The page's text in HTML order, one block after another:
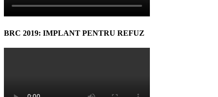
BRC 2019: IMPLANT PENTRU REFUZ